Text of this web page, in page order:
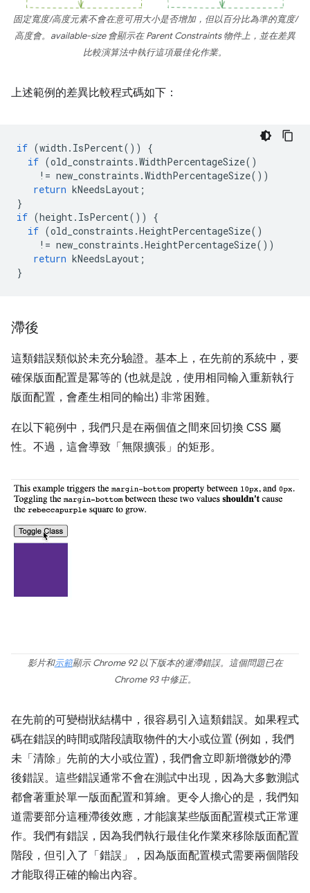
固定寬度/高度元素不會在意可用大小是否增加，但以百分比為準的寬度/
高度會。 available-size會顯示在Parent Constraints物件上，並在差異
比較演算法中執行這項最佳化作業。
上述範例的差異比較程式碼如下：
if (width . IsPercent())
{
if (old_constraints .WidthPercentageSize()
!= new_constraints .WidthPercentageSize())
return kNeedsLayout ;
}
if (height. IsPercent())
{
if (old_constraints .HeightPercentageSize()
!= new_constraints .HeightPercentageSize())
return kNeedsLayout ;
}
滯後
這類錯誤類似於未充分驗證。基本上，在先前的系統中，要
確保版面配置是冪等的 (也就是說，使用相同輸入重新執行
版面配置，會產生相同的輸出) 非常困難。
在以下範例中，我們只是在兩個值之間來回切換 CSS 屬
性。不過，這會導致「無限擴張」的矩形。
影片和示範顯示 Chrome 92 以下版本的遲滯錯誤。這個問題已在
Chrome 93 中修正。
在先前的可變樹狀結構中，很容易引入這類錯誤。如果程式
碼在錯誤的時間或階段讀取物件的大小或位置 (例如，我們
未「清除」先前的大小或位置)，我們會立即新增微妙的滯
後錯誤。這些錯誤通常不會在測試中出現，因為大多數測試
都會著重於單一版面配置和算繪。更令人擔心的是，我們知
道需要部分這種滯後效應，才能讓某些版面配置模式正常運
作。我們有錯誤，因為我們執行最佳化作業來移除版面配置
階段，但引入了「錯誤」，因為版面配置模式需要兩個階段
才能取得正確的輸出內容。